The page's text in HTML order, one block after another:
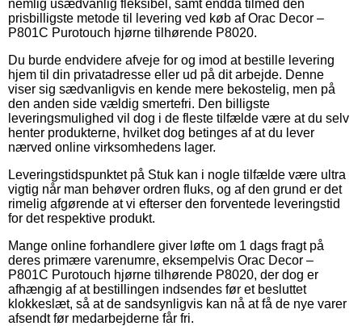
nemlig usædvanlig fleksibel, samt endda tilmed den
prisbilligste metode til levering ved køb af Orac Decor –
P801C Purotouch hjørne tilhørende P8020.
Du burde endvidere afveje for og imod at bestille levering
hjem til din privatadresse eller ud på dit arbejde. Denne
viser sig sædvanligvis en kende mere bekostelig, men på
den anden side vældig smertefri. Den billigste
leveringsmulighed vil dog i de fleste tilfælde være at du selv
henter produkterne, hvilket dog betinges af at du lever
nærved online virksomhedens lager.
Leveringstidspunktet på Stuk kan i nogle tilfælde være ultra
vigtig når man behøver ordren fluks, og af den grund er det
rimelig afgørende at vi efterser den forventede leveringstid
for det respektive produkt.
Mange online forhandlere giver løfte om 1 dags fragt på
deres primære varenumre, eksempelvis Orac Decor –
P801C Purotouch hjørne tilhørende P8020, der dog er
afhængig af at bestillingen indsendes før et besluttet
klokkeslæt, så at de sandsynligvis kan nå at få de nye varer
afsendt før medarbejderne får fri.